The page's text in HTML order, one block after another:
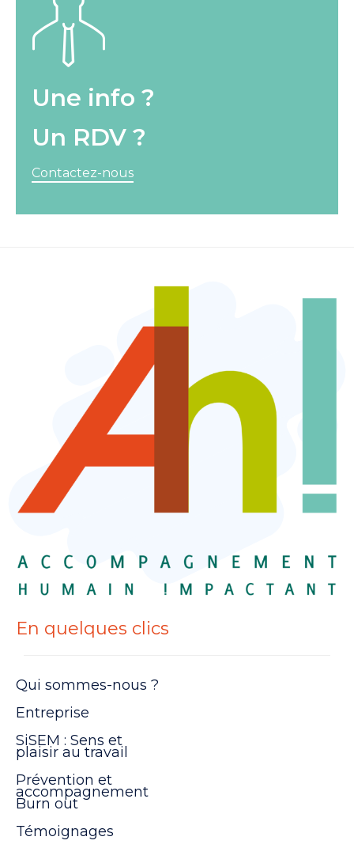
Une info ?
Un RDV ?
Contactez-nous
En quelques clics
Qui sommes-nous ?
Entreprise
SiSEM : Sens et
plaisir au travail
Prévention et
accompagnement
Burn out
Témoignages